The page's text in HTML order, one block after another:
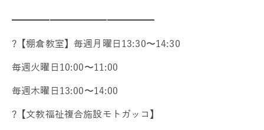
━━━━━━━━━━━━━━━
?【棚倉教室】毎週月曜日13:30〜14:30
毎週火曜日10:00〜11:00
毎週木曜日13:00〜14:00
?【文教福祉複合施設モトガッコ】